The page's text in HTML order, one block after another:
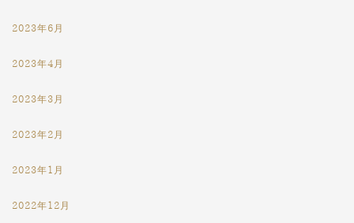
2023年6月
2023年4月
2023年3月
2023年2月
2023年1月
2022年12月